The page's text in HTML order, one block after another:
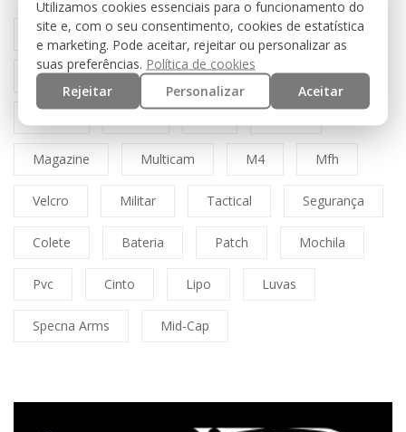
Preto Black Miltec Coyote
Molle Tan Airsoft OD
Magazine Multicam M4 Mfh
Velcro Militar Tactical Segurança
Colete Bateria Patch Mochila
Pvc Cinto Lipo Luvas
Specna Arms Mid-Cap
Utilizamos cookies essenciais para o funcionamento do
site e, com o seu consentimento, cookies de estatística
e marketing. Pode aceitar, rejeitar ou personalizar as
suas preferências. Política de cookies
Rejeitar
Personalizar Aceitar